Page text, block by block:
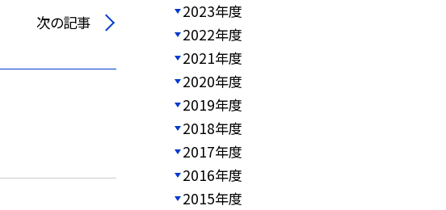
次の記事
2023年度
2022年度
2021年度
2020年度
2019年度
2018年度
2017年度
2016年度
2015年度